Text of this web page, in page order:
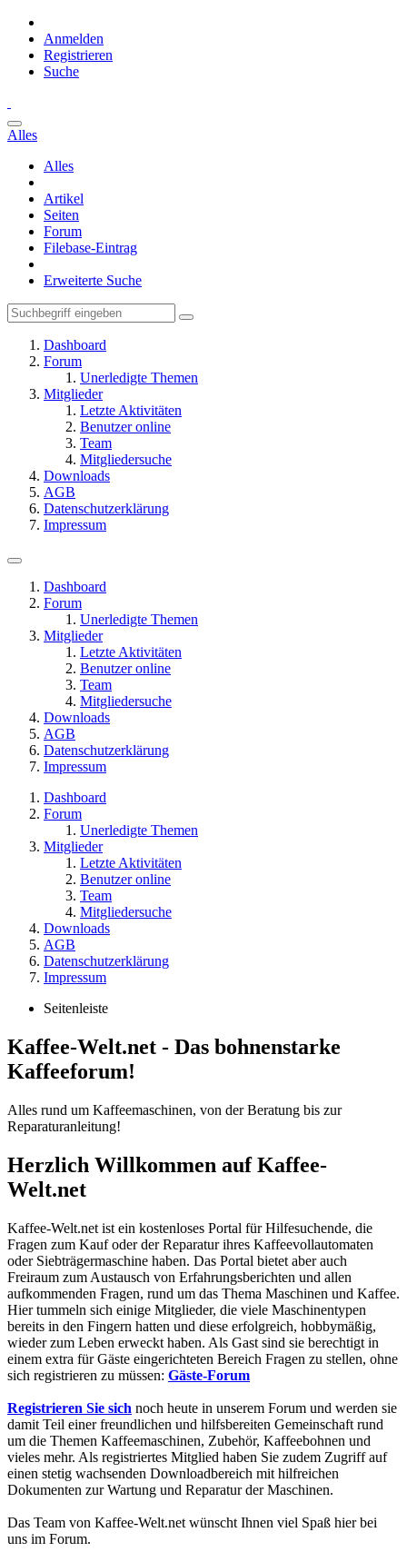
Anmelden
Registrieren
Suche
Alles
Alles
Artikel
Seiten
Forum
Filebase-Eintrag
Erweiterte Suche
Dashboard
Forum
Unerledigte Themen
Mitglieder
Letzte Aktivitäten
Benutzer online
Team
Mitgliedersuche
Downloads
AGB
Datenschutzerklärung
Impressum
Dashboard
Forum
Unerledigte Themen
Mitglieder
Letzte Aktivitäten
Benutzer online
Team
Mitgliedersuche
Downloads
AGB
Datenschutzerklärung
Impressum
Dashboard
Forum
Unerledigte Themen
Mitglieder
Letzte Aktivitäten
Benutzer online
Team
Mitgliedersuche
Downloads
AGB
Datenschutzerklärung
Impressum
Seitenleiste
Kaffee-Welt.net - Das bohnenstarke
Kaffeeforum!
Alles rund um Kaffeemaschinen, von der Beratung bis zur
Reparaturanleitung!
Herzlich Willkommen auf Kaffee-
Welt.net
Kaffee-Welt.net ist ein kostenloses Portal für Hilfesuchende, die
Fragen zum Kauf oder der Reparatur ihres Kaffeevollautomaten
oder Siebträgermaschine haben. Das Portal bietet aber auch
Freiraum zum Austausch von Erfahrungsberichten und allen
aufkommenden Fragen, rund um das Thema Maschinen und Kaffee.
Hier tummeln sich einige Mitglieder, die viele Maschinentypen
bereits in den Fingern hatten und diese erfolgreich, hobbymäßig,
wieder zum Leben erweckt haben. Als Gast sind sie berechtigt in
einem extra für Gäste eingerichteten Bereich Fragen zu stellen, ohne
sich registrieren zu müssen: Gäste-Forum
Registrieren Sie sich noch heute in unserem Forum und werden sie
damit Teil einer freundlichen und hilfsbereiten Gemeinschaft rund
um die Themen Kaffeemaschinen, Zubehör, Kaffeebohnen und
vieles mehr. Als registriertes Mitglied haben Sie zudem Zugriff auf
einen stetig wachsenden Downloadbereich mit hilfreichen
Dokumenten zur Wartung und Reparatur der Maschinen.
Das Team von Kaffee-Welt.net wünscht Ihnen viel Spaß hier bei
uns im Forum.